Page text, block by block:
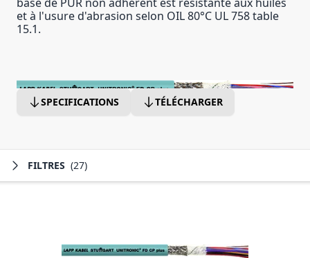
et à l'usure d'abrasion selon OIL 80°C UL 758 table
15.1.
SPECIFICATIONS TÉLÉCHARGER
FILTRES (27)